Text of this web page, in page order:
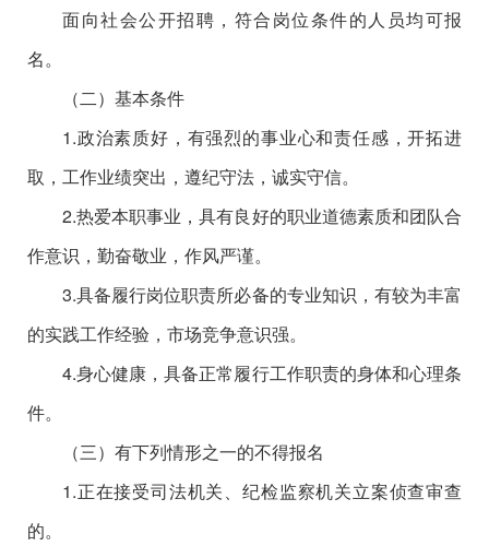
面向社会公开招聘，符合岗位条件的人员均可报
名。
（二）基本条件
1.政治素质好，有强烈的事业心和责任感，开拓进
取，工作业绩突出，遵纪守法，诚实守信。
2.热爱本职事业，具有良好的职业道德素质和团队合
作意识，勤奋敬业，作风严谨。
3.具备履行岗位职责所必备的专业知识，有较为丰富
的实践工作经验，市场竞争意识强。
4.身心健康，具备正常履行工作职责的身体和心理条
件。
（三）有下列情形之一的不得报名
1.正在接受司法机关、纪检监察机关立案侦查审查
的。